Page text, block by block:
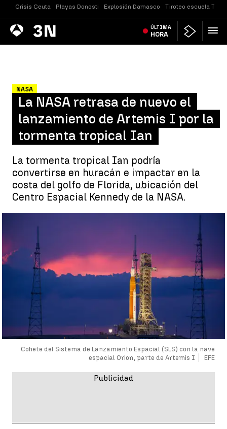
Crisis Ceuta Playas Donosti Explosión Damasco Tiroteo escuela
Antena
3 Noticias ÚLTIMA
HORA
NASA
La NASA retrasa de nuevo el
lanzamiento de Artemis I por la
tormenta tropical Ian
La tormenta tropical Ian podría
convertirse en huracán e impactar en la
costa del golfo de Florida, ubicación del
Centro Espacial Kennedy de la NASA.
Cohete del Sistema de Lanzamiento Espacial (SLS) con la nave
espacial Orion, parte de Artemis I
EFE